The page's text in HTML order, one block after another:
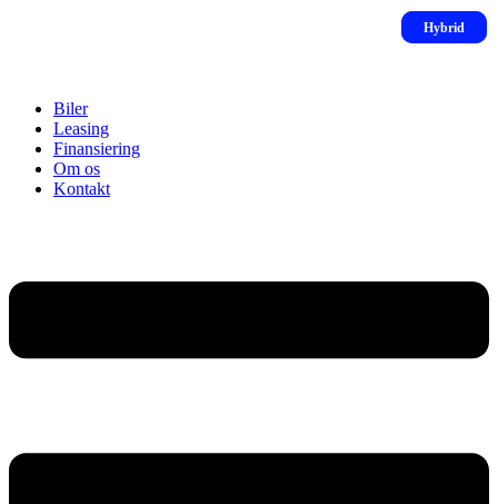
Biler
Leasing
Finansiering
Om os
Kontakt